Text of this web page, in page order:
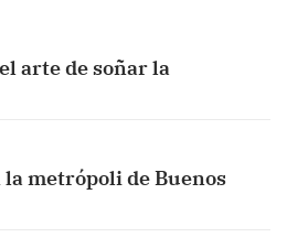
arte de soñar la
la metrópoli de Buenos